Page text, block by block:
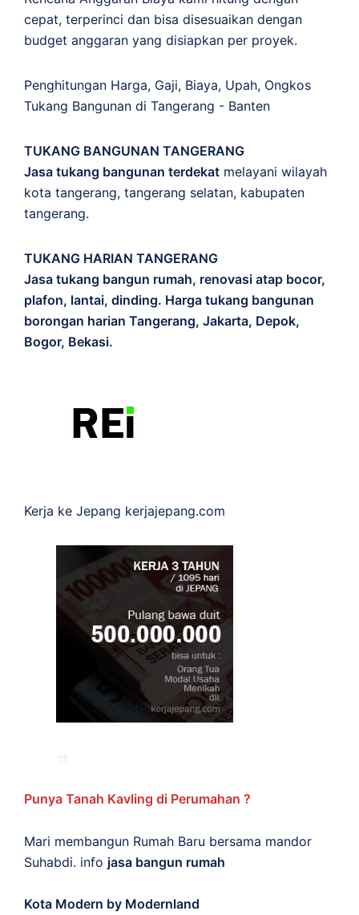
cepat, terperinci dan bisa disesuaikan dengan
budget anggaran yang disiapkan per proyek.
Penghitungan Harga, Gaji, Biaya, Upah, Ongkos
Tukang Bangunan di Tangerang - Banten
TUKANG BANGUNAN TANGERANG
Jasa tukang bangunan terdekat melayani wilayah
kota tangerang, tangerang selatan, kabupaten
tangerang.
TUKANG HARIAN TANGERANG
Jasa tukang bangun rumah, renovasi atap bocor,
plafon, lantai, dinding. Harga tukang bangunan
borongan harian Tangerang, Jakarta, Depok,
Bogor, Bekasi.
Kerja ke Jepang kerjajepang.com
Punya Tanah Kavling di Perumahan ?
Mari membangun Rumah Baru bersama mandor
Suhabdi. info jasa bangun rumah
Kota Modern by Modernland